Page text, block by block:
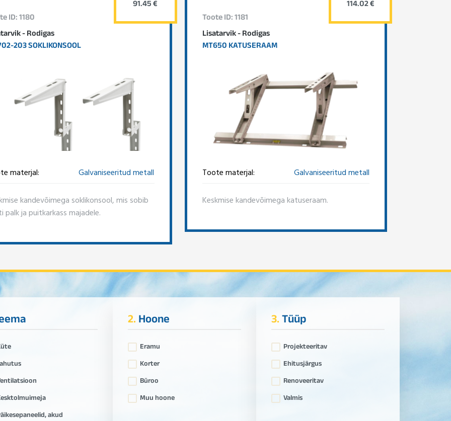
ID: 1180
- Rodigas
203 SOKLIKONSOOL
materjal: Galvaniseeritud metall
kandevõimega soklikonsool, mis sobib
palk ja puitkarkass majadele.
91.45 €
Toote ID: 1181
Lisatarvik - Rodigas
MT650 KATUSERAAM
Toote materjal: Galvaniseeritud metall
Keskmise kandevõimega katuseraam.
114.02 €
akud
2.Hoone
Eramu
Korter
Büroo
Muu hoone
3.Tüüp
Projekteeritav
Ehitusjärgus
Renoveeritav
Valmis